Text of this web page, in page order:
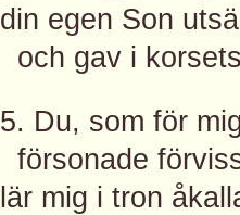
din egen Son
och gav i
5. Du, som för
försonade
lär mig i tron